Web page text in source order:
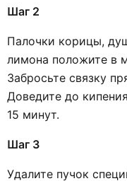
Шаг 2
Палочки корицы,
лимона положите в
Забросьте связку
Доведите до
15 минут.
Шаг 3
Удалите пучок